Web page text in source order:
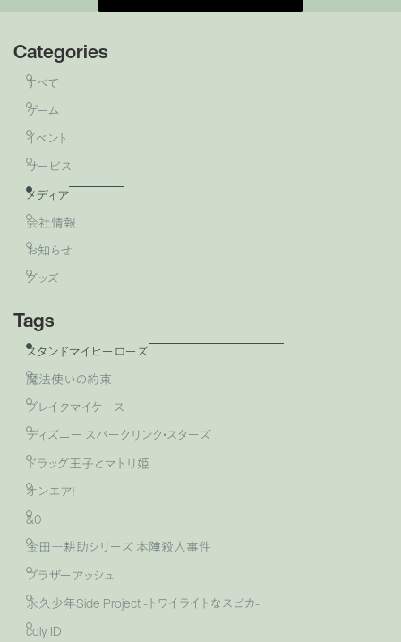
Categories
すべて
ゲーム
イベント
サービス
メディア
会社情報
お知らせ
グッズ
Tags
スタンドマイヒーローズ
魔法使いの約束
ブレイクマイケース
ディズニー スパークリンク・スターズ
ドラッグ王子とマトリ姫
オンエア！
&0
金田一耕助シリーズ 本陣殺人事件
ブラザーアッシュ
永久少年Side Project -トワイライトなスピカ-
coly ID